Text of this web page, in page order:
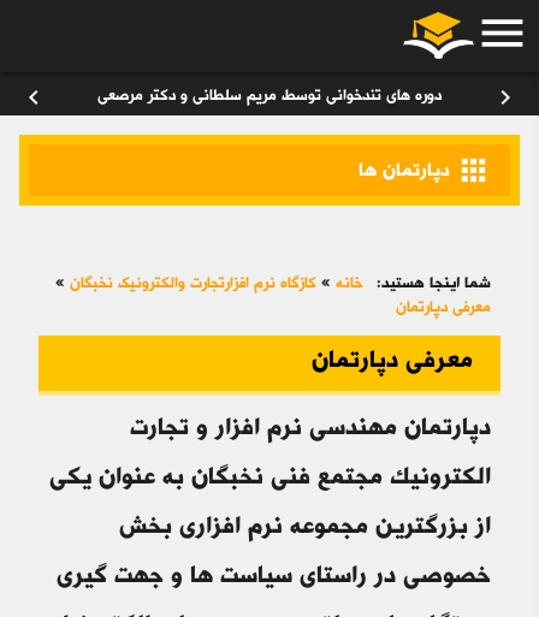
menu
chevron_right دوره های تندخوانی توسط مریم سلطانی و دکتر مرصعی chevron_left
apps دپارتمان ها
شما اینجا هستید: خانه » کازگاه نرم افزارتجارت والکترونیک نخبگان »
معرفی دپارتمان
معرفی دپارتمان
دپارتمان مهندسی نرم افزار و تجارت
الکترونیک مجتمع فنی نخبگان به عنوان یکی
از بزرگترین مجموعه نرم افزاری بخش
خصوصی در راستای سیاست ها و جهت گیری